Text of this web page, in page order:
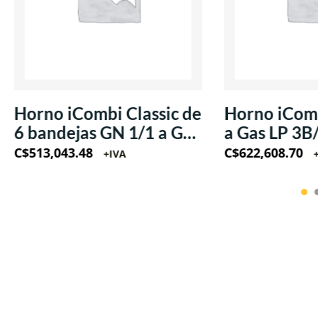
Horno iCombi Classic de
6 bandejas GN 1/1 a Gas
LP 220V/60Hz/1Ph
C$513,043.48 +IVA
Horno
a Gas LP
220V/
C$622,608.70